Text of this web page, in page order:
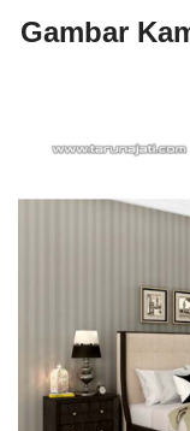
Gambar